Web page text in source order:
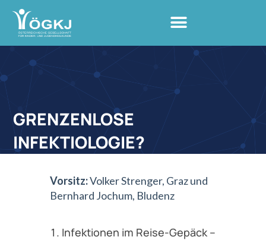
GRENZENLOSE
INFEKTIOLOGIE?
Vorsitz:Volker Strenger, Graz und
Bernhard Jochum, Bludenz
Infektionen im Reise-Gepäck –